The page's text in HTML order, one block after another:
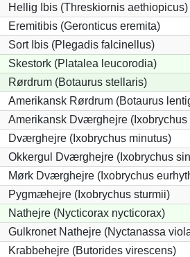
Hellig Ibis (Threskiornis aethiopicus)
Eremitibis (Geronticus eremita)
Sort Ibis (Plegadis falcinellus)
Skestork (Platalea leucorodia)
Rørdrum (Botaurus stellaris)
Amerikansk Rørdrum (Botaurus
Amerikansk Dværghejre (Ixobrychus
Dværghejre (Ixobrychus minutus)
Okkergul Dværghejre (Ixobrychus
Mørk Dværghejre (Ixobrychus
Pygmæhejre (Ixobrychus sturmii)
Nathejre (Nycticorax nycticorax)
Gulkronet Nathejre (Nyctanassa
Krabbehejre (Butorides virescens)